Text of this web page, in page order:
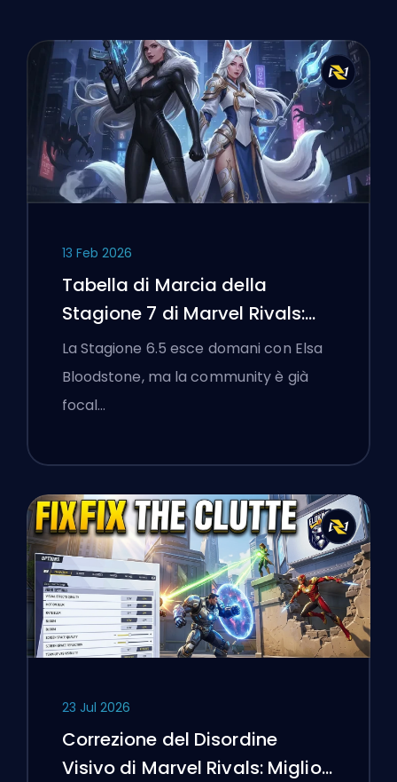
13 Feb 2026
Tabella di Marcia della
Stagione 7 di Marvel Rivals:
Black Cat, White Fox e l'Evento
Monsters Take Manhattan
La Stagione 6.5 esce domani con Elsa
Bloodstone, ma la community è già
focal…
23 Jul 2026
Correzione del Disordine
Visivo di Marvel Rivals: Migliori